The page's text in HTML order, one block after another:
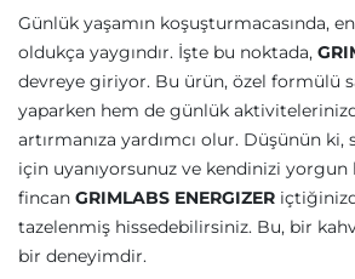
Günlük yaşamın koşuşturmacasında,
oldukça yaygındır. İşte bu noktada,
devreye giriyor. Bu ürün, özel formülü
yaparken hem de günlük
artırmanıza yardımcı olur. Düşünün
için uyanıyorsunuz ve kendinizi yorgun
fincan GRIMLABS ENERGIZER
tazelenmiş hissedebilirsiniz. Bu, bir
bir deneyimdir.